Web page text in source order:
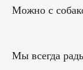
Можно с
Мы всегда